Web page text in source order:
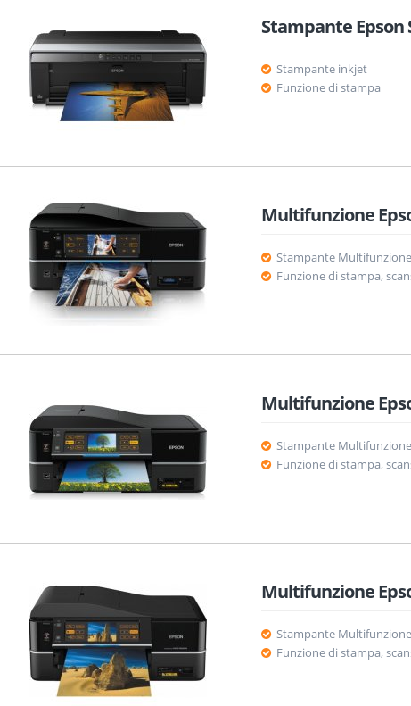
Stampante Epson
Stampante inkjet
Funzione di stampa
Multifunzione
Stampante
Funzione di stampa,
Multifunzione
Stampante
Funzione di stampa,
Multifunzione
Stampante
Funzione di stampa,